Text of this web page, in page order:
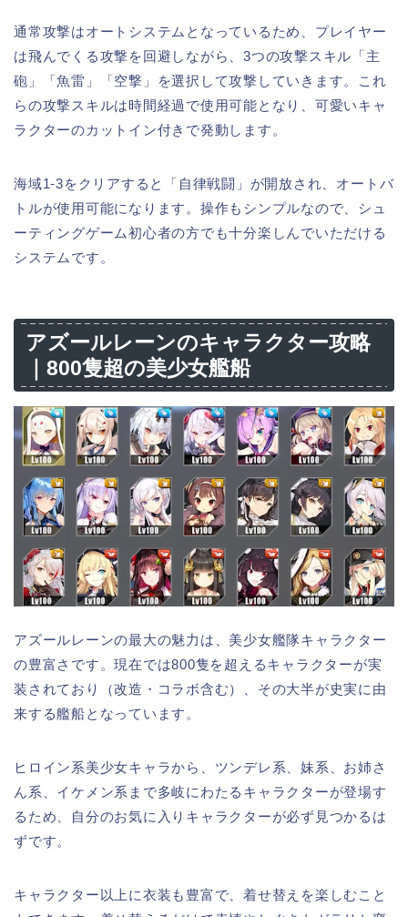
通常攻撃はオートシステムとなっているため、プレイヤー
は飛んでくる攻撃を回避しながら、3つの攻撃スキル「主
砲」「魚雷」「空撃」を選択して攻撃していきます。これ
らの攻撃スキルは時間経過で使用可能となり、可愛いキャ
ラクターのカットイン付きで発動します。
海域1-3をクリアすると「自律戦闘」が開放され、オートバ
トルが使用可能になります。操作もシンプルなので、シュ
ーティングゲーム初心者の方でも十分楽しんでいただける
システムです。
アズールレーンのキャラクター攻略
｜800隻超の美少女艦船
アズールレーンの最大の魅力は、美少女艦隊キャラクター
の豊富さです。現在では800隻を超えるキャラクターが実
装されており（改造・コラボ含む）、その大半が史実に由
来する艦船となっています。
ヒロイン系美少女キャラから、ツンデレ系、妹系、お姉さ
ん系、イケメン系まで多岐にわたるキャラクターが登場す
るため、自分のお気に入りキャラクターが必ず見つかるは
ずです。
キャラクター以上に衣装も豊富で、着せ替えを楽しむこと